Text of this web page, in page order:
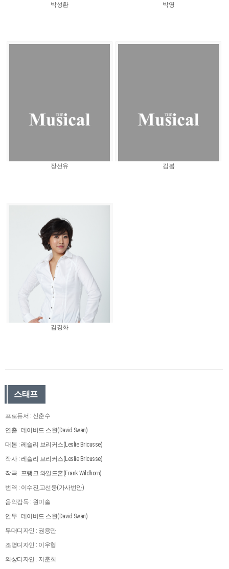
박성환 박영
장선유 김봄
김경화
스태프
프로듀서 : 신춘수
연출 : 데이비드 스완(David Swan)
대본 : 레슬리 브리커스(Leslie Bricusse)
작사 : 레슬리 브리커스(Leslie Bricusse)
작곡 : 프랭크 와일드혼(Frank Wildhorn)
번역 : 이수진,고선웅(가사번안)
음악감독 : 원미솔
안무 : 데이비드 스완(David Swan)
무대디자인 : 권용만
조명디자인 : 이우형
의상디자인 : 지춘희